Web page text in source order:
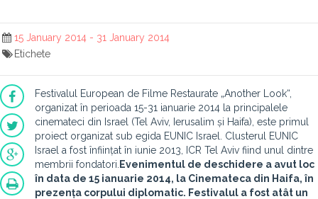
15 January 2014 - 31 January 2014
Etichete
Festivalul European de Filme Restaurate „Another Look“,
organizat în perioada 15-31 ianuarie 2014 la principalele
cinemateci din Israel (Tel Aviv, Ierusalim și Haifa), este primul
proiect organizat sub egida EUNIC Israel. Clusterul EUNIC
Israel a fost înființat în iunie 2013, ICR Tel Aviv fiind unul dintre
membrii fondatori. Evenimentul de deschidere a avut loc
în data de 15 ianuarie 2014, la Cinemateca din Haifa, în
prezența corpului diplomatic. Festivalul a fost atât un